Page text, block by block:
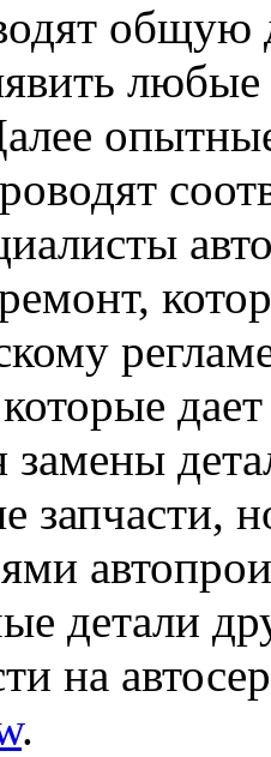
общую
запчасти,
детали
на
.